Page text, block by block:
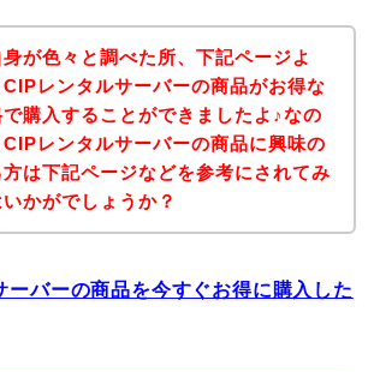
が色々と調べた所、下記ページよ
CIPレンタルサーバーの商品がお得な
購入することができましたよ♪なの
レンタルサーバーの商品に興味の
方は下記ページなどを参考にされてみ
かがでしょうか？
ーバーの商品を今すぐお得に購入した